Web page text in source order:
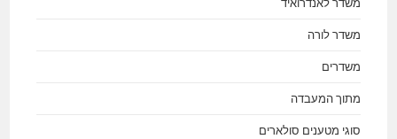
משדר לורה
משדרים
מתוך המעבדה
סוגי מטענים סולארים